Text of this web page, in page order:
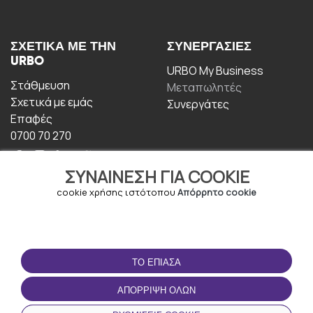
ΣΥΝΑΊΝΕΣΗ ΓΙΑ COOKIE
cookie χρήσης ιστότοπου Απόρρητο cookie
ΤΟ ΈΠΙΑΣΑ
ΑΠΌΡΡΙΨΗ ΌΛΩΝ
ΣΧΕΤΙΚΆ ΜΕ ΤΗΝ
URBO
Στάθμευση
Σχετικά με εμάς
Επαφές
0700 70 270
ΣΥΝΕΡΓΑΣΊΕΣ
URBO My Business
Μεταπωλητές
Συνεργάτες
ΟΡΟΙ ΧΡΉΣΗΣ
Οροι και Προϋποθέσεις
Πολιτική απορρήτου
ΚΑΤΕΒΆΣΤΕ ΤΗΝ
ΕΦΑΡΜΟΓΉ